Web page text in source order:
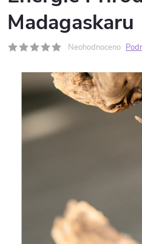
Madagaskaru
Neohodnoceno